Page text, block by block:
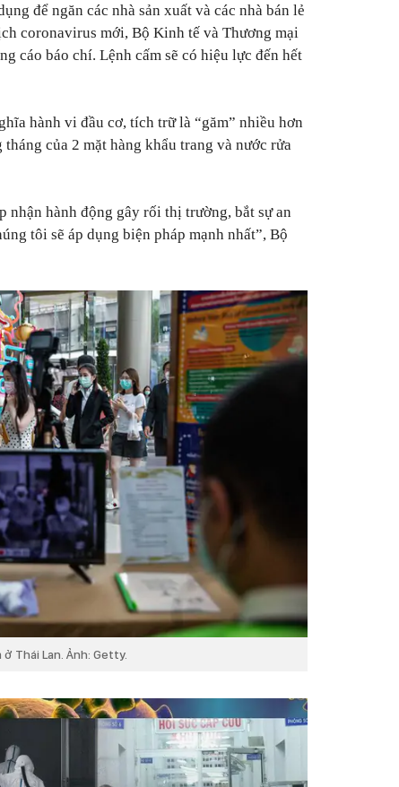
để ngăn các nhà sản xuất và các nhà bán lẻ
coronavirus mới, Bộ Kinh tế và Thương mại
cáo báo chí. Lệnh cấm sẽ có hiệu lực đến hết
hành vi đầu cơ, tích trữ là “găm” nhiều hơn
của 2 mặt hàng khẩu trang và nước rửa
nhận hành động gây rối thị trường, bắt sự an
tôi sẽ áp dụng biện pháp mạnh nhất”, Bộ
Thái Lan. Ảnh: Getty.